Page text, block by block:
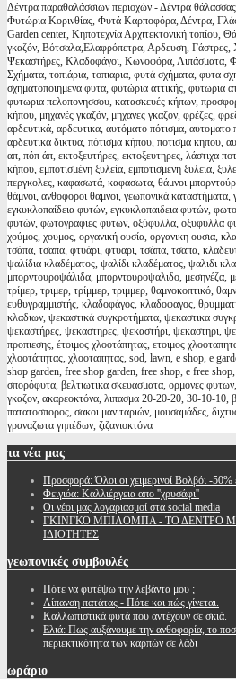
Δέντρα παραθαλάσσιων περιοχών - Δέντρα θάλασσας
Φυτώρια Κορινθίας, Φυτά Καρποφόρα, Δέντρα,
Garden center, Κηποτεχνία Αρχιτεκτονική τοπίου,
γκαζόν, Βότσαλα,Ελαφρόπετρα, Αρδευση, Γάστρες,
Ψεκαστήρες, Κλαδοφάγοι, Κωνοφόρα, Λιπάσματα,
Σχήματα, τοπιάρια, τοπιαρια, φυτά σχήματα, φυτα
σχηματοποιημενα φυτα, φυτώρια αττικής, φυτωρια
φυτωρια πελοπονησσου, κατασκευές κήπων,
κήπου, μηχανές γκαζόν, μηχανες γκαζον, φρέζες,
αρδευτικά, αρδευτικα, αυτόματο πότισμα, αυτοματο
αρδευτικα δικτυα, πότισμα κήπου, ποτισμα κηπου,
απ, πόπ άπ, εκτοξευτήρες, εκτοξευτηρες, λάστιχα
κήπου, εμποτισμένη ξυλεία, εμποτισμενη ξυλεια,
περγκολες, καφασωτά, καφασωτα, θάμνοι
θάμνοι, ανθοφοροι θαμνοι, γεωπονικά καταστήματα,
εγκυκλοπαίδεια φυτών, εγκυκλοπαιδεια φυτών,
φυτών, φωτογραφιες φυτων, οξύφυλλα, οξυφυλλα
χούμος, χουμος, οργανική ουσία, οργανικη ουσια,
τσάπα, τσαπα, φτυάρι, φτυαρι, τσάπα, τσαπα,
ψαλίδια κλαδέματος, ψαλίδι κλαδέματος, ψαλιδι
μπορντουροψάλιδα, μπορντουροψαλιδο, μεσηνέζα,
τρίμερ, τριμερ, τρίμμερ, τριμμερ, θαμνοκοπτικό,
ευθυγραμμιστής, κλαδοφάγος, κλαδοφαγος,
κλαδιων, ψεκαστικά συγκροτήματα, ψεκαστικα
ψεκαστήρες, ψεκαστηρες, ψεκαστήρι, ψεκαστηρι,
προπιεσης, έτοιμος χλοοτάπητας, ετοιμος
χλοοτάπητας, χλοοταπητας, sod, lawn, e shop, e
shop garden, free shop garden, free shop, e free shop,
σπορόφυτα, βελτιωτικα σκευασματα, ορμονες
γκαζον, ακαρεοκτόνα, λιπασμα 20-20-20, 30-10-10,
πατατοσπορος, σακοι μανιταριών, μουσαμάδες,
γραναζωτα γηπέδων, ζιζανιοκτόνα
τα νέα μας
Προσφορά: Όλοι οι χειμερινοί Βολβόι -
Φειγιόα: Καλλιέργεια απο ''χρυσάφι''
Oι νέοι μας λογαριασμοί στα social media
ΓΚΙΝΓΚΟ ΜΠΙΛΟΜΠΑ - ΤΟ ΔΕΝΤΡΟ
ΙΔΙΟΤΗΤΕΣ
γεωπονικές συμβουλές
Πότε να φυτέψω την λεβάντα μου ;
Λίπανση πατάτας - Πότε και πώς γίνεται.
Καλλωπιστικά φυτά που αντέχουν σε σκιά.
Ελιά: Πως αυξάνουμε την ανθοφορία, το
περιεκτικότητα των καρπών σε λάδι
ωράριο